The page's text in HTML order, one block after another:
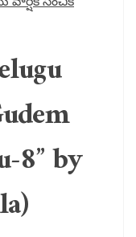
8” by